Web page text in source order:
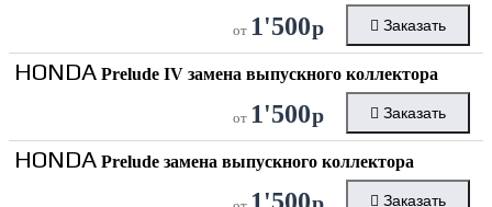
от 1'500р Заказать
HONDA Prelude IV замена выпускного коллектора
от 1'500р Заказать
HONDA Prelude замена выпускного коллектора
Заказать